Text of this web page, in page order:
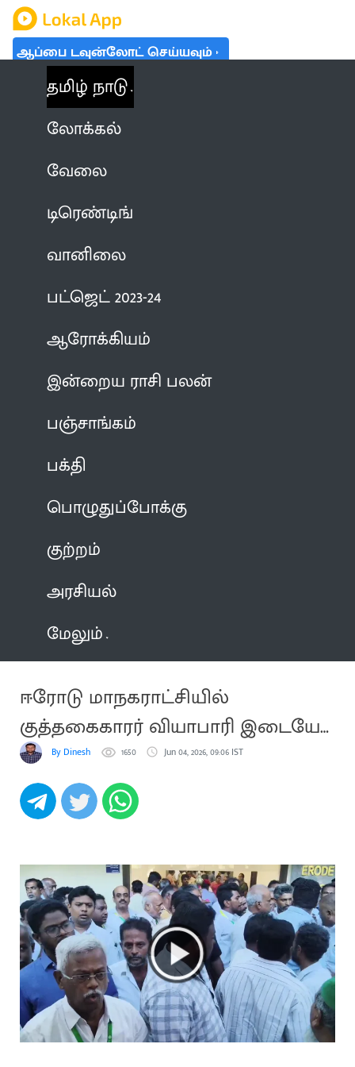
ஆப்பை டவுன்லோட் செய்யவும்
தமிழ் நாடு
லோக்கல்
வேலை
டிரெண்டிங்
வானிலை
பட்ஜெட் 2023-24
ஆரோக்கியம்
இன்றைய ராசி பலன்
பஞ்சாங்கம்
பக்தி
பொழுதுப்போக்கு
குற்றம்
அரசியல்
மேலும்
ஈரோடு மாநகராட்சியில்
குத்தகைகாரர் வியாபாரி இடையே
வாக்குவாதம்
By Dinesh 1650 Jun 04, 2026, 09:06 IST